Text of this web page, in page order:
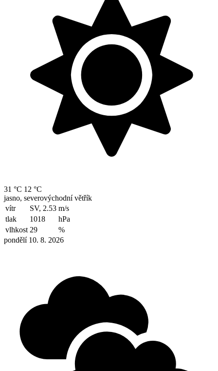
31 °C 12 °C
jasno, severovýchodní větřík
vítr
SV, 2.53 m/s
tlak
1018
hPa
vlhkost 29
%
pondělí 10. 8. 2026